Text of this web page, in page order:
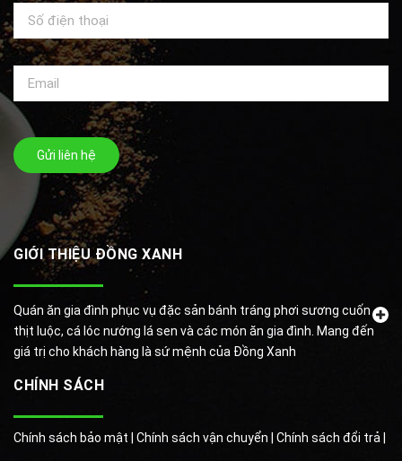
Gửi liên hệ
GIỚI THIỆU ĐỒNG XANH
Quán ăn gia đình phục vụ đặc sản bánh tráng phơi sương cuốn
thịt luộc, cá lóc nướng lá sen và các món ăn gia đình. Mang đến
giá trị cho khách hàng là sứ mệnh của Đồng Xanh
CHÍNH SÁCH
Chính sách bảo mật | Chính sách vận chuyển | Chính sách đổi trả |